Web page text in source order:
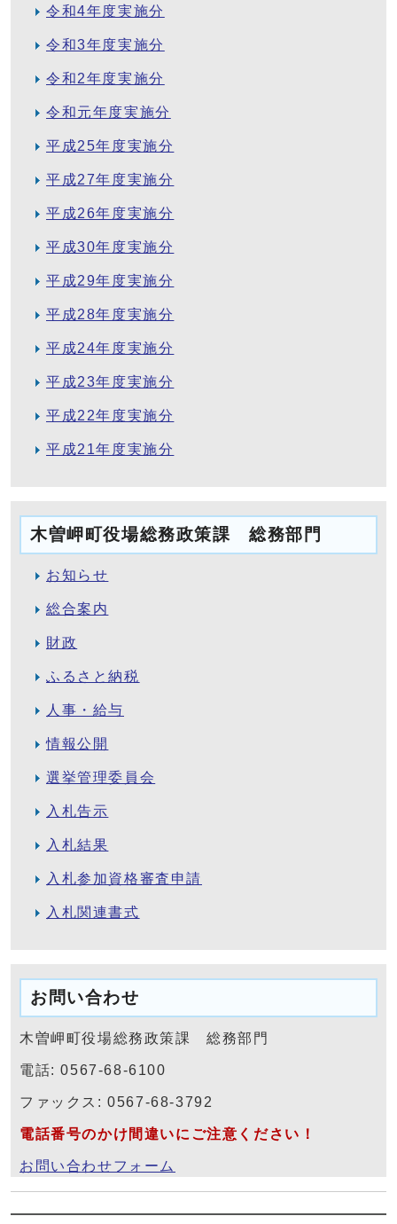
令和4年度実施分
令和3年度実施分
令和2年度実施分
令和元年度実施分
平成25年度実施分
平成27年度実施分
平成26年度実施分
平成30年度実施分
平成29年度実施分
平成28年度実施分
平成24年度実施分
平成23年度実施分
平成22年度実施分
平成21年度実施分
木曽岬町役場総務政策課 総務部門
お知らせ
総合案内
財政
ふるさと納税
人事・給与
情報公開
選挙管理委員会
入札告示
入札結果
入札参加資格審査申請
入札関連書式
お問い合わせ
木曽岬町役場総務政策課 総務部門
電話: 0567-68-6100
ファックス: 0567-68-3792
電話番号のかけ間違いにご注意ください！
お問い合わせフォーム